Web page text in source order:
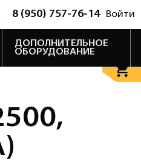
8 (950) 757-76-14 Войти
ДОПОЛНИТЕЛЬНОЕ
ОБОРУДОВАНИЕ